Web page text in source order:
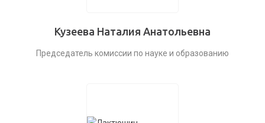
Кузеева Наталия Анатольевна
Председатель комиссии по науке и образованию